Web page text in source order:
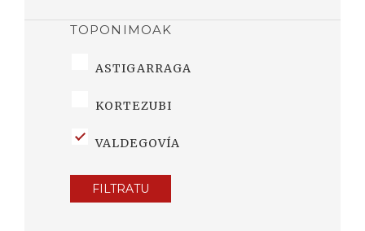
TOPONIMOAK
ASTIGARRAGA
KORTEZUBI
VALDEGOVÍA
FILTRATU